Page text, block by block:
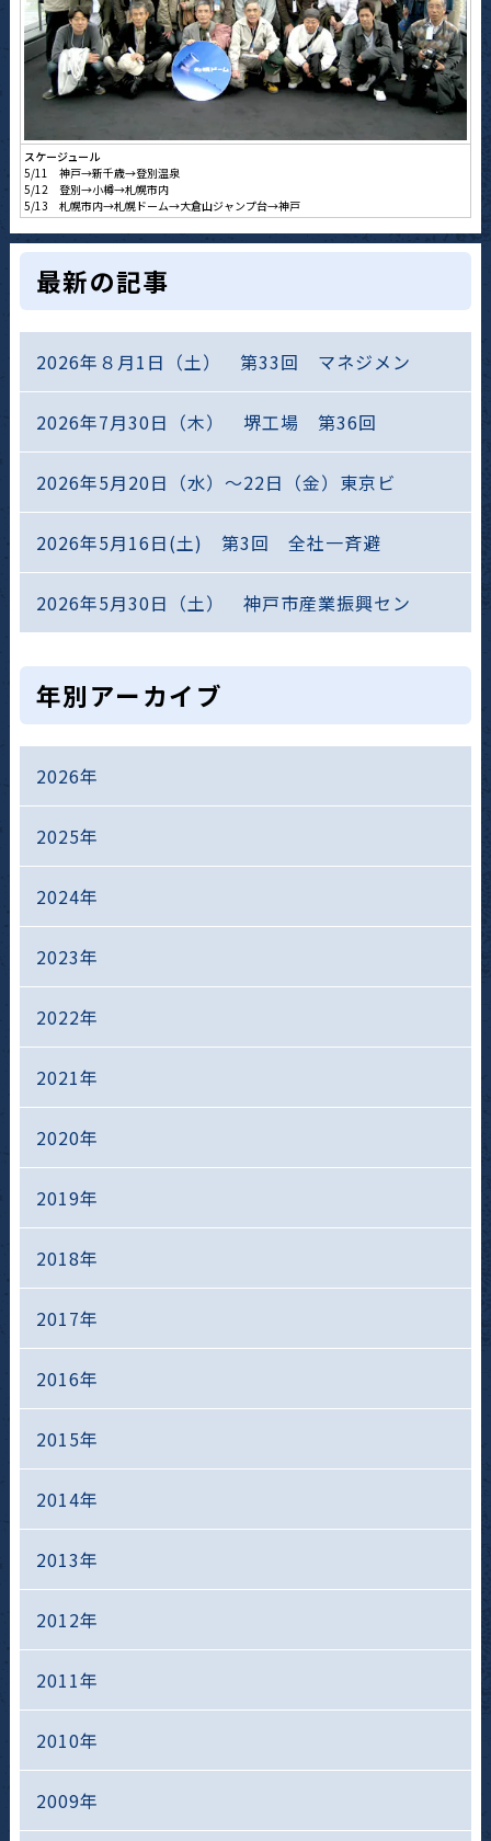
スケージュール
5/11 神戸→新千歳→登別温泉
5/12 登別→小樽→札幌市内
5/13 札幌市内→札幌ドーム→大倉山ジャンプ台→神戸
最新の記事
2026年８月1日（土） 第33回 マネジメン
2026年7月30日（木） 堺工場 第36回
2026年5月20日（水）～22日（金）東京ビ
2026年5月16日(土) 第3回 全社一斉避
2026年5月30日（土） 神戸市産業振興セン
年別アーカイブ
2026年
2025年
2024年
2023年
2022年
2021年
2020年
2019年
2018年
2017年
2016年
2015年
2014年
2013年
2012年
2011年
2010年
2009年